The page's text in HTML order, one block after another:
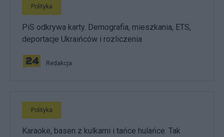
Polityka
PiS odkrywa karty. Demografia, mieszkania, ETS,
deportacje Ukraińców i rozliczenia
Redakcja
Polityka
Karaoke, basen z kulkami i tańce hulańce. Tak